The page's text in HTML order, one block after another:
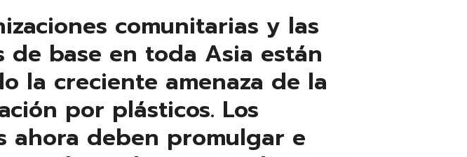
comunitarias y las
de base en toda Asia están
la creciente amenaza de la
por plásticos. Los
ahora deben promulgar e